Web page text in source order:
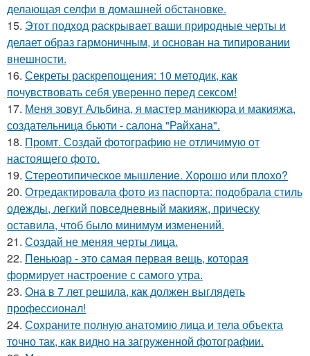
делающая селфи в домашней обстановке.
15. Этот подход раскрывает ваши природные черты и
делает образ гармоничным, и основан на типировании
внешности.
16. Секреты раскрепощения: 10 методик, как
почувствовать себя уверенно перед сексом!
17. Меня зовут Альбина, я мастер маникюра и макияжа,
создательница бьюти - салона "Райхана".
18. Промт. Создай фотографию не отличимую от
настоящего фото.
19. Стереотипическое мышление. Хорошо или плохо?
20. Отредактировала фото из паспорта: подобрала стиль
одежды, легкий повседневный макияж, прическу
оставила, чтоб было минимум изменений.
21. Создай не меняя черты лица.
22. Пеньюар - это самая первая вещь, которая
формирует настроение с самого утра.
23. Она в 7 лет решила, как должен выглядеть
профессионал!
24. Сохраните полную анатомию лица и тела объекта
точно так, как видно на загруженной фотографии.